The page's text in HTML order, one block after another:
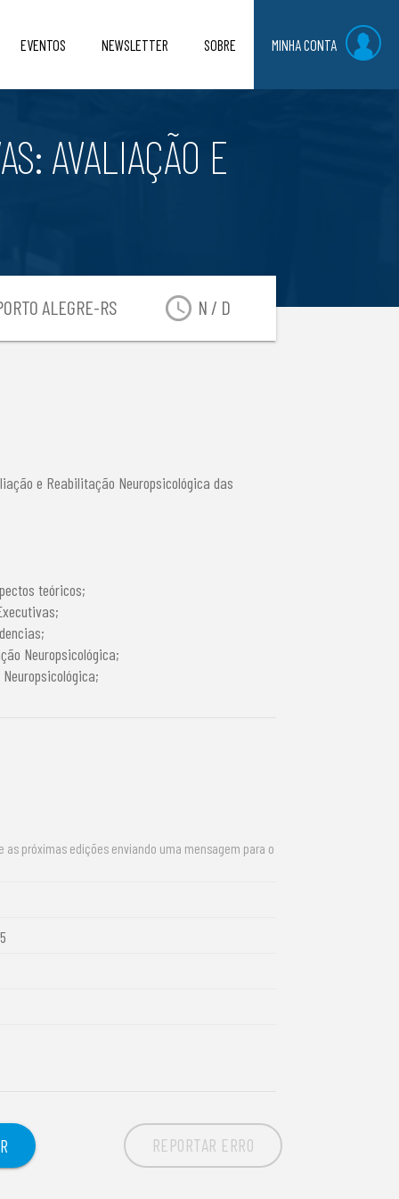
EVENTOS NEWSLETTER SOBRE MINHA CONTA
AVALIAÇÃO E
access_time N / D
ALEGRE-RS
e Reabilitação Neuropsicológica das
teóricos;
Neuropsicológica;
próximas edições enviando uma mensagem para o
REPORTAR ERRO